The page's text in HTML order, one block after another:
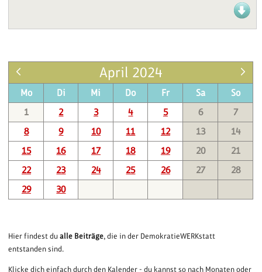
April 2024
Mo Di Mi Do Fr Sa
So
1
2 3 4 5 6
7
8
9 10 11 12 13
14
15
16 17 18 19 20
21
22
23 24 25 26 27
28
29
30
Hier findest dualle Beiträge, die in der DemokratieWERKstatt
entstanden sind.
Klicke dich einfach durch den Kalender - du kannst so nach Monaten oder